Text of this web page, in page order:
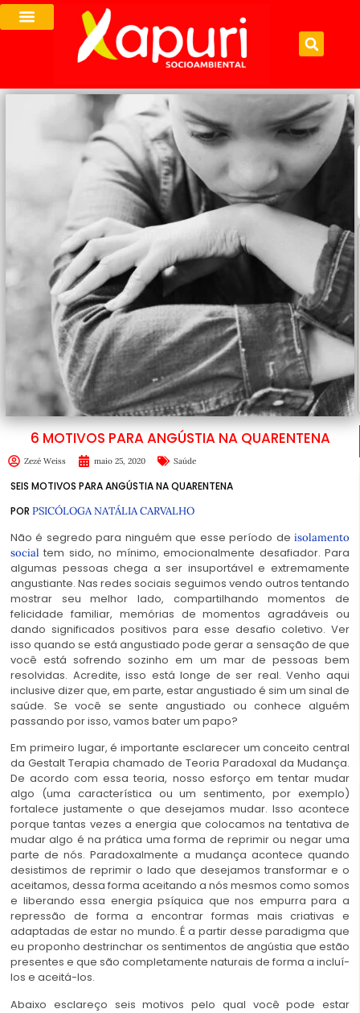
6 MOTIVOS PARA ANGÚSTIA NA QUARENTENA
Zezé Weiss maio 25, 2020 Saúde
SEIS MOTIVOS PARA ANGÚSTIA NA QUARENTENA
POR PSICÓLOGA NATÁLIA CARVALHO
Não é segredo para ninguém que esse período de isolamento
social tem sido, no mínimo, emocionalmente desafiador. Para
algumas pessoas chega a ser insuportável e extremamente
angustiante. Nas redes sociais seguimos vendo outros tentando
mostrar seu melhor lado, compartilhando momentos de
felicidade familiar, memórias de momentos agradáveis ou
dando significados positivos para esse desafio coletivo. Ver
isso quando se está angustiado pode gerar a sensação de que
você está sofrendo sozinho em um mar de pessoas bem
resolvidas. Acredite, isso está longe de ser real. Venho aqui
inclusive dizer que, em parte, estar angustiado é sim um sinal de
saúde. Se você se sente angustiado ou conhece alguém
passando por isso, vamos bater um papo?
Em primeiro lugar, é importante esclarecer um conceito central
da Gestalt Terapia chamado de Teoria Paradoxal da Mudança.
De acordo com essa teoria, nosso esforço em tentar mudar
algo (uma característica ou um sentimento, por exemplo)
fortalece justamente o que desejamos mudar. Isso acontece
porque tantas vezes a energia que colocamos na tentativa de
mudar algo é na prática uma forma de reprimir ou negar uma
parte de nós. Paradoxalmente a mudança acontece quando
desistimos de reprimir o lado que desejamos transformar e o
aceitamos, dessa forma aceitando a nós mesmos como somos
e liberando essa energia psíquica que nos empurra para a
repressão de forma a encontrar formas mais criativas e
adaptadas de estar no mundo. É a partir desse paradigma que
eu proponho destrinchar os sentimentos de angústia que estão
presentes e que são completamente naturais de forma a incluí-
los e aceitá-los.
Abaixo esclareço seis motivos pelo qual você pode estar